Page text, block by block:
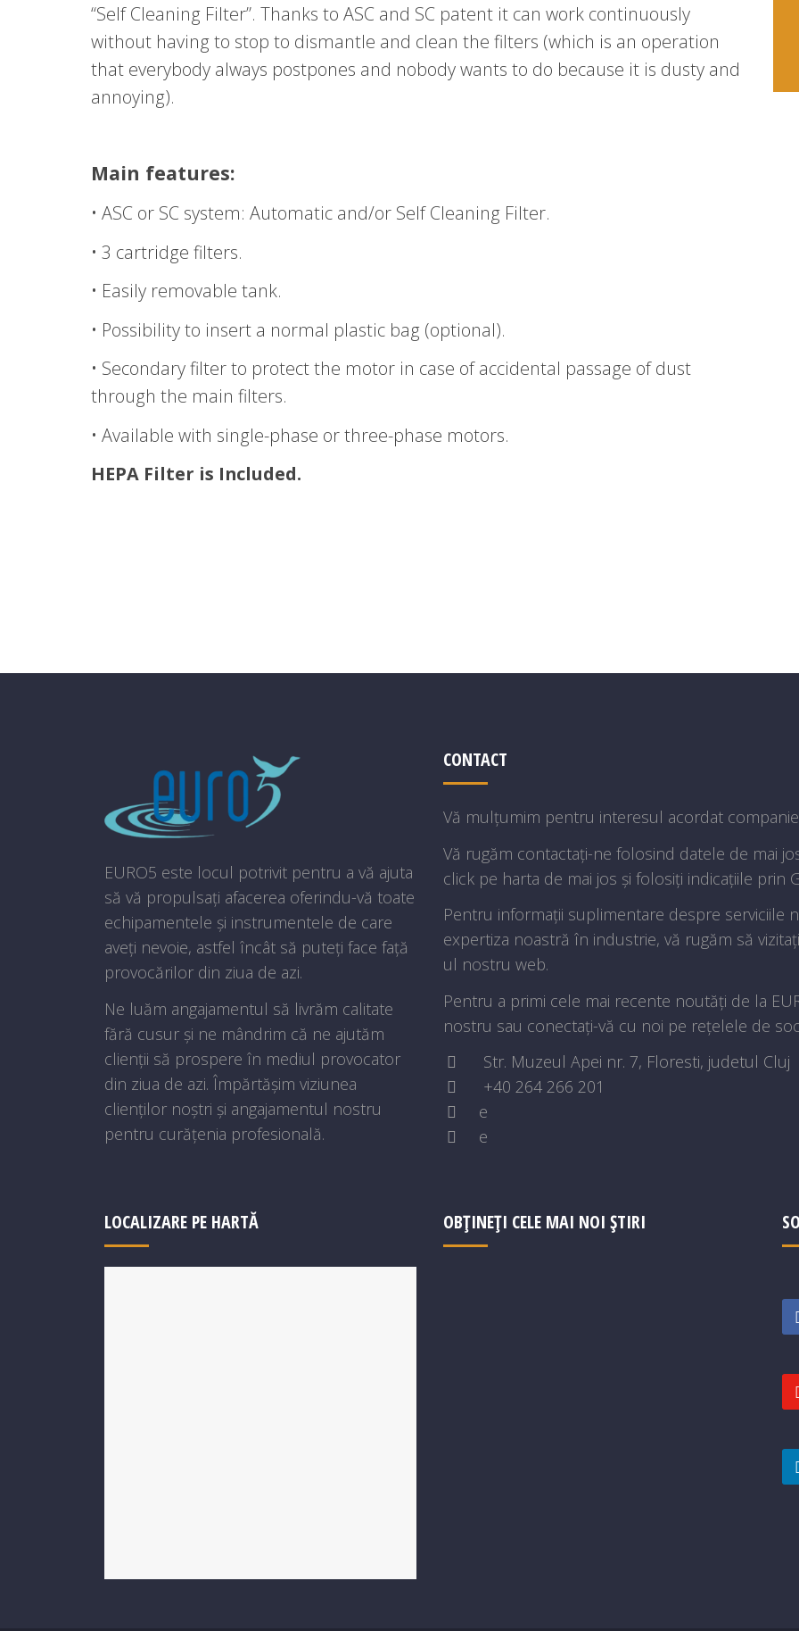
“Self Cleaning Filter”. Thanks to ASC and SC patent it can work continuously
without having to stop to dismantle and clean the filters (which is an operation
that everybody always postpones and nobody wants to do because it is dusty and
annoying).
Main features:
• ASC or SC system: Automatic and/or Self Cleaning Filter.
• 3 cartridge filters.
• Easily removable tank.
• Possibility to insert a normal plastic bag (optional).
• Secondary filter to protect the motor in case of accidental passage of dust
through the main filters.
• Available with single-phase or three-phase motors.
HEPA Filter is Included.
EURO5 este locul potrivit pentru a vă ajuta
să vă propulsați afacerea oferindu-vă toate
echipamentele și instrumentele de care
aveți nevoie, astfel încât să puteți face față
provocărilor din ziua de azi.
Ne luăm angajamentul să livrăm calitate
fără cusur și ne mândrim că ne ajutăm
clienții să prospere în mediul provocator
din ziua de azi. Împărtășim viziunea
clienților noștri și angajamentul nostru
pentru curățenia profesională.
CONTACT
Vă mulțumim pentru interesul acordat
Vă rugăm contactați-ne folosind datele de mai
click pe harta de mai jos și folosiți indicațiile prin
Pentru informații suplimentare despre serviciile
expertiza noastră în industrie, vă rugăm să
ul nostru web.
Pentru a primi cele mai recente noutăți de la
nostru sau conectați-vă cu noi pe rețelele de
Str. Muzeul Apei nr. 7, Floresti, judetul Cluj
+40 264 266 201
e
e
LOCALIZARE PE HARTĂ OBȚINEȚI CELE MAI NOI ȘTIRI